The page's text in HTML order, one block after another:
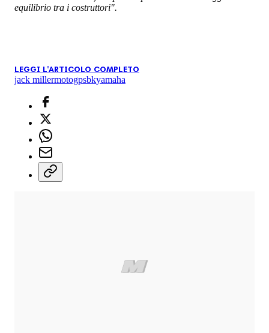
equilibrio tra i costruttori".
LEGGI L'ARTICOLO COMPLETO
jack millermotogpsbkyamaha